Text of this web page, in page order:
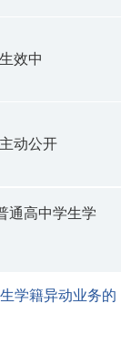
生效中
主动公开
通高中学生学
学籍异动业务的